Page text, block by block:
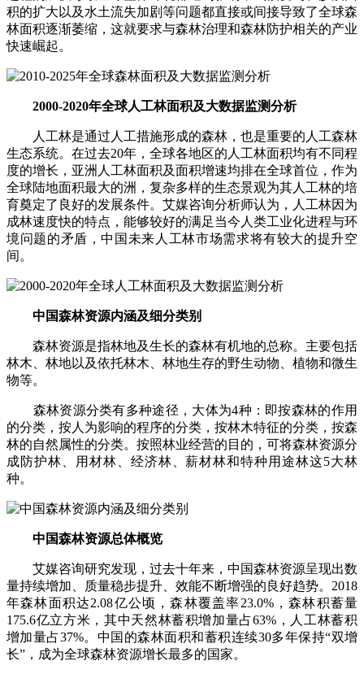
积的扩大以及水土流失加剧等问题都直接或间接导致了全球森
林面积逐渐萎缩，这就要求与森林治理和森林防护相关的产业
快速崛起。
2000-2020年全球人工林面积及大数据监测分析
人工林是通过人工措施形成的森林，也是重要的人工森林
生态系统。在过去20年，全球各地区的人工林面积均有不同程
度的增长，亚洲人工林面积及面积增速均排在全球首位，作为
全球陆地面积最大的洲，复杂多样的生态景观为其人工林的培
育奠定了良好的发展条件。艾媒咨询分析师认为，人工林因为
成林速度快的特点，能够较好的满足当今人类工业化进程与环
境问题的矛盾，中国未来人工林市场需求将有较大的提升空
间。
中国森林资源内涵及细分类别
森林资源是指林地及生长的森林有机地的总称。主要包括
林木、林地以及依托林木、林地生存的野生动物、植物和微生
物等。
森林资源分类有多种途径，大体为4种：即按森林的作用
的分类，按人为影响的程序的分类，按林木特征的分类，按森
林的自然属性的分类。按照林业经营的目的，可将森林资源分
成防护林、用材林、经济林、薪材林和特种用途林这5大林
种。
中国森林资源总体概览
艾媒咨询研究发现，过去十年来，中国森林资源呈现出数
量持续增加、质量稳步提升、效能不断增强的良好趋势。2018
年森林面积达2.08亿公顷，森林覆盖率23.0%，森林积蓄量
175.6亿立方米，其中天然林蓄积增加量占63%，人工林蓄积
增加量占37%。中国的森林面积和蓄积连续30多年保持“双增
长”，成为全球森林资源增长最多的国家。